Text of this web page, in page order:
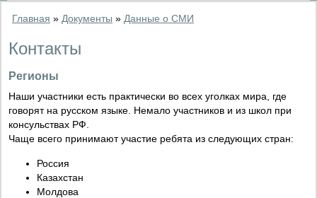
Главная » Документы » Данные о СМИ
Контакты
Регионы
Наши участники есть практически во всех уголках мира, где
говорят на русском языке. Немало участников и из школ при
консульствах РФ.
Чаще всего принимают участие ребята из следующих стран:
Россия
Казахстан
Молдова